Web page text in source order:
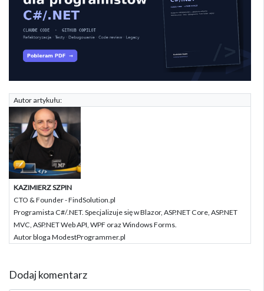
Autor artykułu:
KAZIMIERZ SZPIN
CTO & Founder - FindSolution.pl
Programista C#/.NET. Specjalizuje się w Blazor, ASP.NET Core, ASP.NET
MVC, ASP.NET Web API, WPF oraz Windows Forms.
Autor bloga ModestProgrammer.pl
Dodaj komentarz